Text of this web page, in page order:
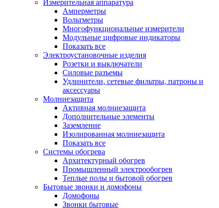
Измерительная аппаратура
Амперметры
Вольтметры
Многофункциональные измерители
Модульные цифровые индикаторы
Показать все
Электроустановочные изделия
Розетки и выключатели
Силовые разъемы
Удлинители, сетевые фильтры, патроны и
аксессуары
Молниезащита
Активная молниезащита
Дополнительные элементы
Заземление
Изолированная молниезащита
Показать все
Системы обогрева
Архитектурный обогрев
Промышленный электрообогрев
Теплые полы и бытовой обогрев
Бытовые звонки и домофоны
Домофоны
Звонки бытовые